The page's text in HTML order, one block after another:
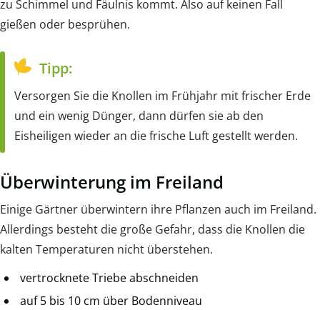
zu Schimmel und Fäulnis kommt. Also auf keinen Fall
gießen oder besprühen.
Tipp:
Versorgen Sie die Knollen im Frühjahr mit frischer Erde
und ein wenig Dünger, dann dürfen sie ab den
Eisheiligen wieder an die frische Luft gestellt werden.
Überwinterung im Freiland
Einige Gärtner überwintern ihre Pflanzen auch im Freiland.
Allerdings besteht die große Gefahr, dass die Knollen die
kalten Temperaturen nicht überstehen.
vertrocknete Triebe abschneiden
auf 5 bis 10 cm über Bodenniveau